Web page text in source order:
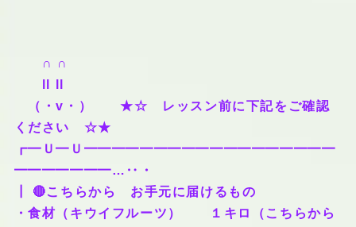
∩ ∩
（・v・） ★☆ レッスン前に下記をご確認
ください ☆★
┏━Ｕ━Ｕ━━━━━━━━━━━━━━━━━━
━━━━━━━…‥・
┃ 🔴こちらから お手元に届けるもの
・食材（キウイフルーツ） １キロ（こちらから